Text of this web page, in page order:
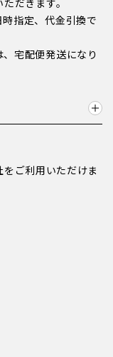
だきます。
指定、代金引換で
宅配便発送になり
ご利用いただけま